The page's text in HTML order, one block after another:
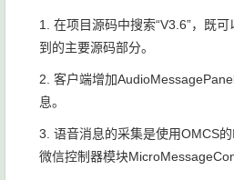
1. 在项目源码中搜索“V3.6”，既
到的主要源码部分。
2. 客户端增加
息。
3. 语音消息的采集是使用OMCS
微信控制器模块